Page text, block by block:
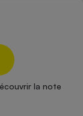
la note